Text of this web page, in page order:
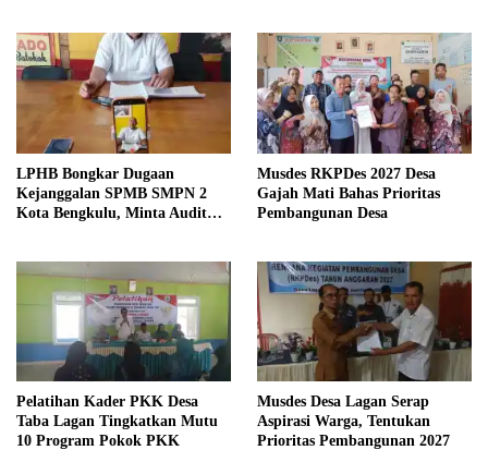
LPHB Bongkar Dugaan
Kejanggalan SPMB SMPN 2
Kota Bengkulu, Minta Audit
Musdes RKPDes 2027 Desa
Gajah Mati Bahas Prioritas
Pembangunan Desa
Pelatihan Kader PKK Desa
Taba Lagan Tingkatkan Mutu
10 Program Pokok PKK
Musdes Desa Lagan Serap
Aspirasi Warga, Tentukan
Prioritas Pembangunan 2027